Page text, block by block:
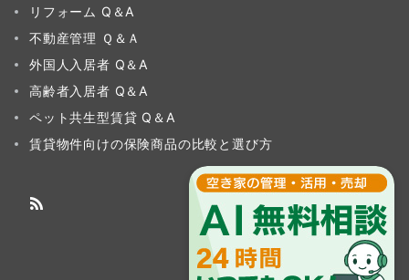
リフォーム Q＆A
不動産管理 Ｑ＆Ａ
外国人入居者 Q＆A
高齢者入居者 Q＆A
ペット共生型賃貸 Q＆A
賃貸物件向けの保険商品の比較と選び方